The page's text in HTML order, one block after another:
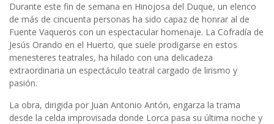
Durante este fin de semana en Hinojosa del Duque, un elenco
de más de cincuenta personas ha sido capaz de honrar al de
Fuente Vaqueros con un espectacular homenaje. La Cofradía de
Jesús Orando en el Huerto, que suele prodigarse en estos
menesteres teatrales, ha hilado con una delicadeza
extraordinaria un espectáculo teatral cargado de lirismo y
pasión.
La obra, dirigida por Juan Antonio Antón, engarza la trama
desde la celda improvisada donde Lorca pasa su última noche y